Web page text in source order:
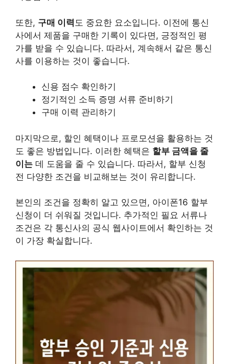
또한, 구매 이력 도 중요한 요소입니다. 이전에 통신
사에서 제품을 구매한 기록이 있다면, 긍정적인 평
가를 받을 수 있습니다. 따라서, 계속해서 같은 통신
사를 이용하는 것이 좋습니다.
신용 점수 확인하기
정기적인 소득 증명 서류 준비하기
구매 이력 관리하기
마지막으로, 할인 혜택이나 프로모션을 활용하는 것
도 좋은 방법입니다. 이러한 혜택은 할부 금액을 줄
이는 데 도움을 줄 수 있습니다. 따라서, 할부 신청
전 다양한 조건을 비교해보는 것이 유리합니다.
본인의 조건을 정확히 알고 있으면, 아이폰16 할부
신청이 더 쉬워질 것입니다. 추가적인 필요 서류나
조건은 각 통신사의 공식 웹사이트에서 확인하는 것
이 가장 확실합니다.